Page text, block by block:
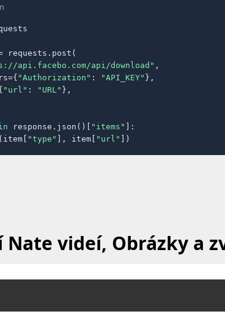
requests.post(
api.facebo.com/api/download" ,
"Authorization" : "API_KEY" },
"url" : "URL" },
response.json()[ "items" ]:
(item[ "type" ], item[ "url" ])
Nate videí, Obrázky a